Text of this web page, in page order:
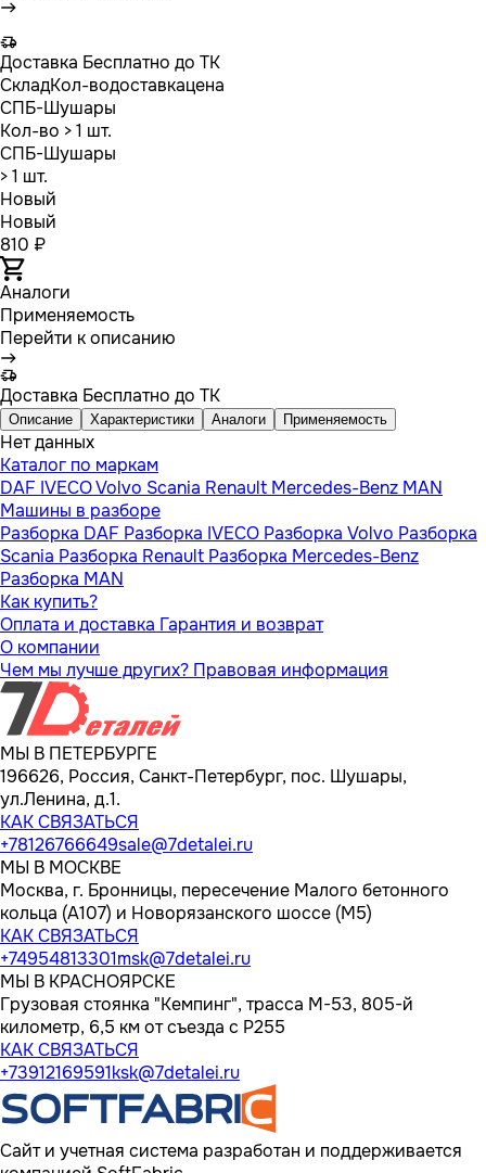
Доставка Бесплатно до ТК
СкладКол-водоставкацена
СПБ-Шушары
Кол-во > 1 шт.
СПБ-Шушары
> 1 шт.
Новый
Новый
810 ₽
Аналоги
Применяемость
Перейти к описанию
Доставка Бесплатно до ТК
Описание Характеристики Аналоги Применяемость
Нет данных
Каталог по маркам
DAF IVECOVolvo Scania Renault Mercedes-Benz MAN
Машины в разборе
Разборка DAF Разборка IVECO Разборка Volvo Разборка
Scania Разборка Renault Разборка Mercedes-Benz
Разборка MAN
Как купить?
Оплата и доставка Гарантия и возврат
О компании
Чем мы лучше других? Правовая информация
МЫ В ПЕТЕРБУРГЕ
196626, Россия, Санкт-Петербург, пос. Шушары,
ул.Ленина, д.1.
КАК СВЯЗАТЬСЯ
+78126766649sale@7detalei.ru
МЫ В МОСКВЕ
Москва, г. Бронницы, пересечение Малого бетонного
кольца (А107) и Новорязанского шоссе (М5)
КАК СВЯЗАТЬСЯ
+74954813301msk@7detalei.ru
МЫ В КРАСНОЯРСКЕ
Грузовая стоянка "Кемпинг", трасса M-53, 805-й
километр, 6,5 км от съезда с Р255
КАК СВЯЗАТЬСЯ
+73912169591ksk@7detalei.ru
Сайт и учетная система разработан и поддерживается